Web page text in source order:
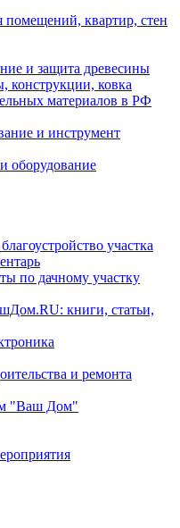
помещений, квартир, стен
и защита древесины
конструкции, ковка
материалов в РФ
и инструмент
оборудование
участка
по дачному участку
книги, статьи,
и ремонта
"Ваш Дом"